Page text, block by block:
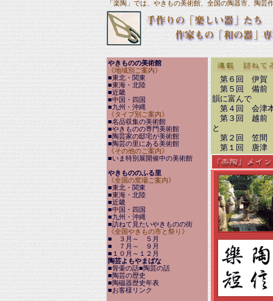
「楽陶」では、やきもの美術館、全国の陶器市、陶
やきものの美術館
《地域別ご案内》
■東北・関東
■東海・北陸
■近畿
■中国・四国
■九州・沖縄
《タイプ別ご案内》
■名品収集の美術館
■やきものの専門美術館
■陶芸家の邸宅が美術館
■陶芸の里にある美術館
《その他のご案内》
■いま特別展開催中の美術館
やきもののふる里
《全国の窯場ご案内》
■東北・関東
■東海・北陸
■近畿
■中国・四国
■九州・沖縄
■訪ねて見たいやきものの街
《全国やきもの市と祭り》
■ ３月～ ５月
■ ７月～ ９月
■１０月～１２月
陶芸よもやまばな
■骨壷の話■陶芸の話
■陶芸の歴史
■陶磁器歴史年表
■お客様リンク
第６ 回 伊賀
第５回 備前
韻に富んで
第４回 会津
第３回 越前
と
第２回 笠間
第１回 唐津